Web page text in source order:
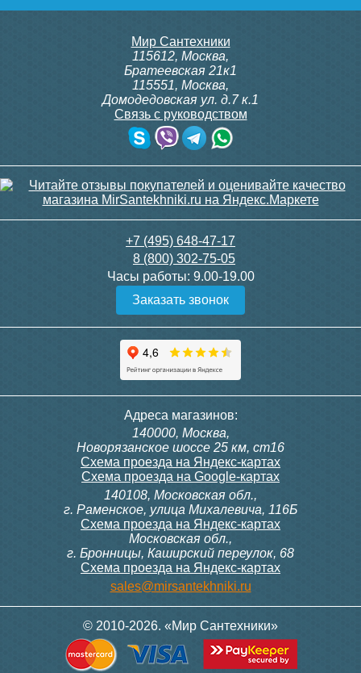
Мир Сантехники
115612, Москва,
Братеевская 21к1
115551, Москва,
Домодедовская ул. д.7 к.1
Связь с руководством
+7 (495) 648-47-17
8 (800) 302-75-05
Часы работы: 9.00-19.00
Заказать звонок
Адреса магазинов:
140000, Москва,
Новорязанское шоссе 25 км, ст16
Схема проезда на Яндекс-картах
Схема проезда на Google-картах
140108, Московская обл.,
г. Раменское, улица Михалевича, 116Б
Схема проезда на Яндекс-картах
Московская обл.,
г. Бронницы, Каширский переулок, 68
Схема проезда на Яндекс-картах
sales@mirsantekhniki.ru
© 2010-2026. «Мир Сантехники»